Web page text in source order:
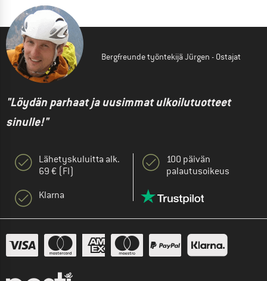
Bergfreunde työntekijä Jürgen - Ostajat
"Löydän parhaat ja uusimmat ulkoilutuotteet
sinulle!"
Lähetyskuluitta alk.
69 € (FI)
Klarna
100 päivän
palautusoikeus